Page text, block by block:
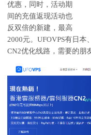
优惠，同时，活动期
间的充值返现活动也
反双倍的新建，最高
2000元。UFOVPS有日
CN2优化线路，需要的朋